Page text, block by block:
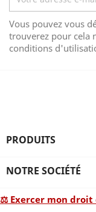
Vous pouvez vous
trouverez pour cela
conditions
PRODUITS
NOTRE SOCIÉTÉ
⚖ Exercer mon